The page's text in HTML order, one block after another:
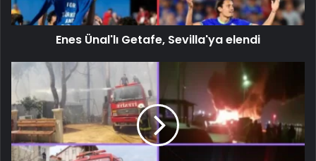
Enes Ünal'lı Getafe, Sevilla'ya elendi